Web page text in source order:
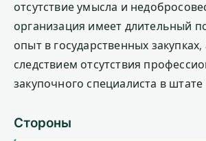
отсутствие умысла и
организация имеет длительный
опыт в государственных
следствием отсутствия
закупочного специалиста в
Стороны